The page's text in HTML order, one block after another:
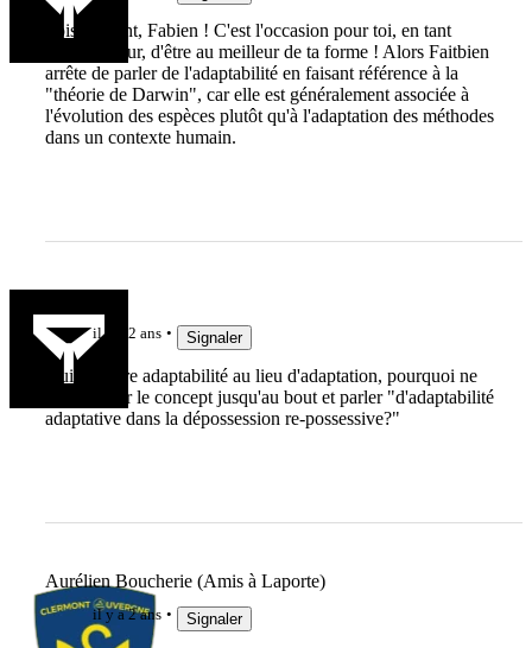
Sois vigilant, Fabien ! C'est l'occasion pour toi, en tant
qu'entraîneur, d'être au meilleur de ta forme ! Alors Faitbien
arrête de parler de l'adaptabilité en faisant référence à la
"théorie de Darwin", car elle est généralement associée à
l'évolution des espèces plutôt qu'à l'adaptation des méthodes
dans un contexte humain.
il y a 2 ans Signaler
Quitte à dire adaptabilité au lieu d'adaptation, pourquoi ne
pas pousser le concept jusqu'au bout et parler "d'adaptabilité
adaptative dans la dépossession re-possessive?"
Aurélien Boucherie (Amis à Laporte)
il y a 2 ans Signaler